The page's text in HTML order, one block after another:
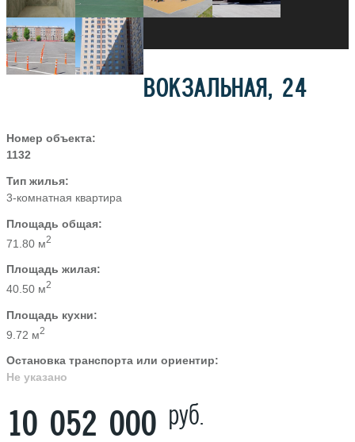
ВОКЗАЛЬНАЯ, 24
Номер объекта:
1132
Тип жилья:
3-комнатная квартира
Площадь общая:
71.80 м2
Площадь жилая:
40.50 м2
Площадь кухни:
9.72 м2
Остановка транспорта или ориентир:
Не указано
10 052 000 руб.